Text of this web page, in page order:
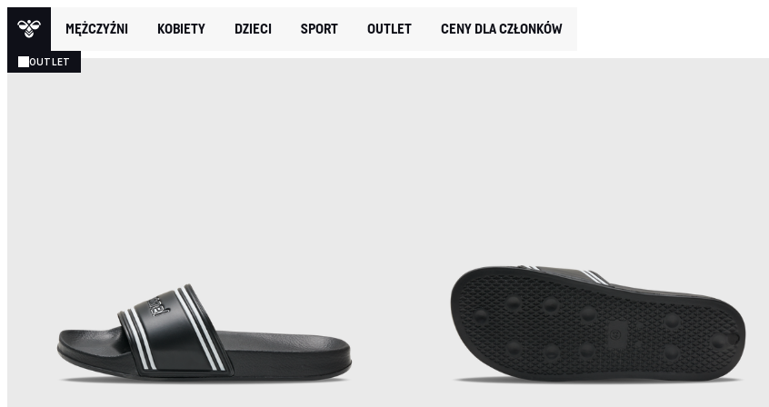
MĘŻCZYŹNI KOBIETY DZIECI SPORT OUTLET CENY DLA CZŁONKÓW
OUTLET